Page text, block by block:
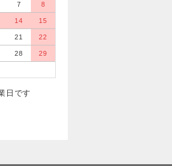
日です
7 8
14 15
21 22
28 29